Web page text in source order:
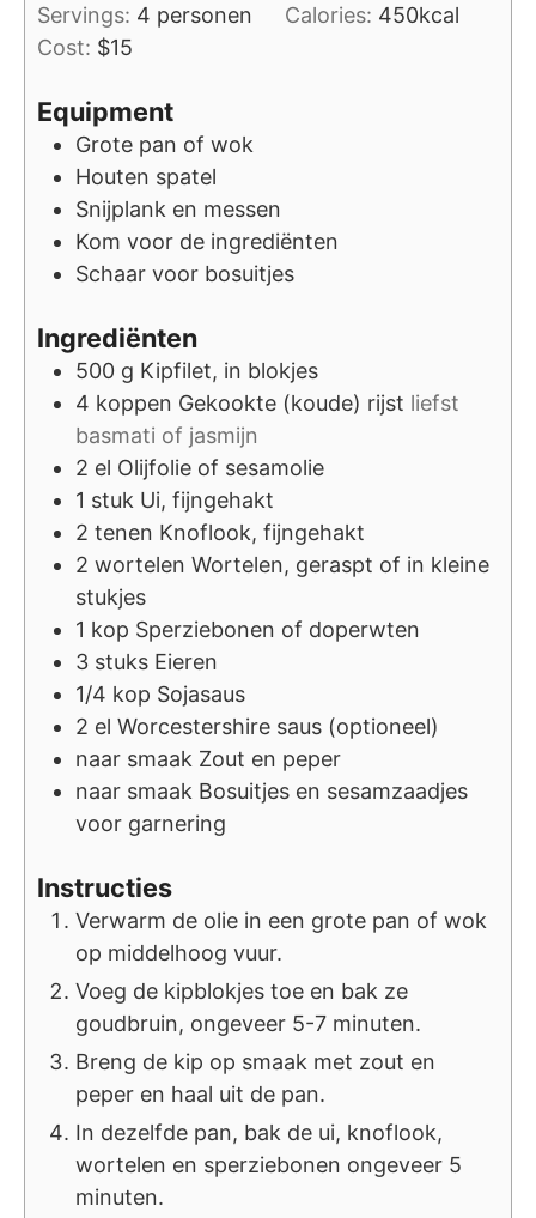
Servings: 4 personen Calories: 450kcal
Cost: $15
Equipment
Grote pan of wok
Houten spatel
Snijplank en messen
Kom voor de ingrediënten
Schaar voor bosuitjes
Ingrediënten
500 g Kipfilet, in blokjes
4 koppen Gekookte (koude) rijst liefst
basmati of jasmijn
2 el Olijfolie of sesamolie
1 stuk Ui, fijngehakt
2 tenen Knoflook, fijngehakt
2 wortelen Wortelen, geraspt of in kleine
stukjes
1 kop Sperziebonen of doperwten
3 stuks Eieren
1/4 kop Sojasaus
2 el Worcestershire saus (optioneel)
naar smaak Zout en peper
naar smaak Bosuitjes en sesamzaadjes
voor garnering
Instructies
Verwarm de olie in een grote pan of wok
op middelhoog vuur.
Voeg de kipblokjes toe en bak ze
goudbruin, ongeveer 5-7 minuten.
Breng de kip op smaak met zout en
peper en haal uit de pan.
In dezelfde pan, bak de ui, knoflook,
wortelen en sperziebonen ongeveer 5
minuten.